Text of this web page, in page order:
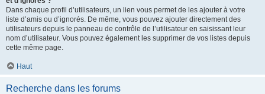
Dans chaque profil d’utilisateurs, un lien vous permet de les ajouter à votre
liste d’amis ou d’ignorés. De même, vous pouvez ajouter directement des
utilisateurs depuis le panneau de contrôle de l’utilisateur en saisissant leur
nom d’utilisateur. Vous pouvez également les supprimer de vos listes depuis
cette même page.
Haut
Recherche dans les forums